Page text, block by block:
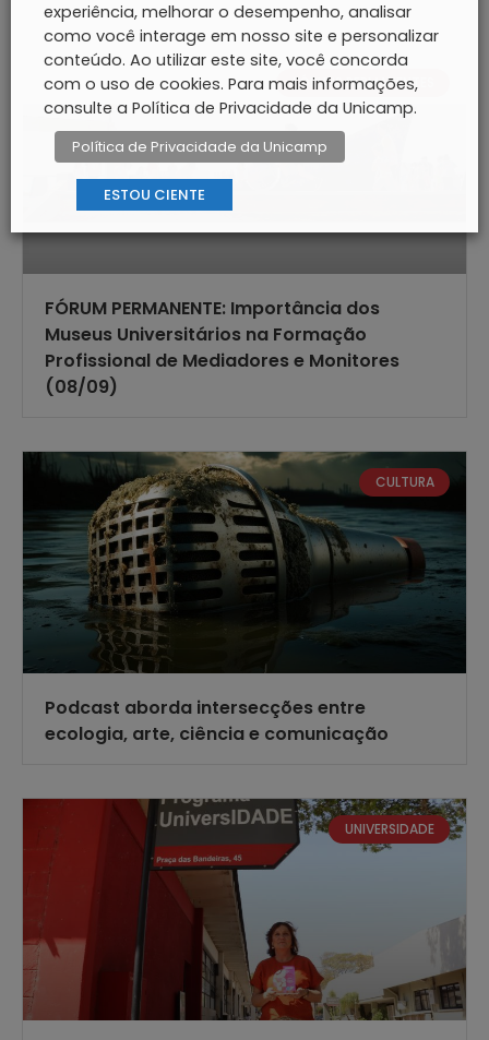
FÓRUNS PERMANENTES
FÓRUM PERMANENTE: Importância dos
Museus Universitários na Formação
Profissional de Mediadores e Monitores
(08/09)
CULTURA
Podcast aborda intersecções entre
ecologia, arte, ciência e comunicação
UNIVERSIDADE
experiência, melhorar o desempenho, analisar
como você interage em nosso site e personalizar
conteúdo. Ao utilizar este site, você concorda
com o uso de cookies. Para mais informações,
consulte a Política de Privacidade da Unicamp.
Política de Privacidade da Unicamp
ESTOU CIENTE